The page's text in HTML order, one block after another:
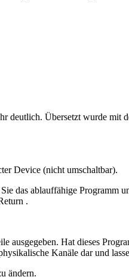
Übersetzt wurde mit
Device (nicht umschaltbar).
das ablauffähige Programm
.
ausgegeben. Hat dieses
Kanäle dar und
ändern.